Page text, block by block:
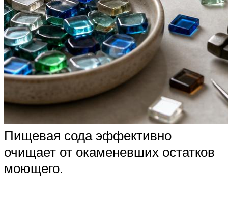
Пищевая сода эффективно
очищает от окаменевших остатков
моющего.